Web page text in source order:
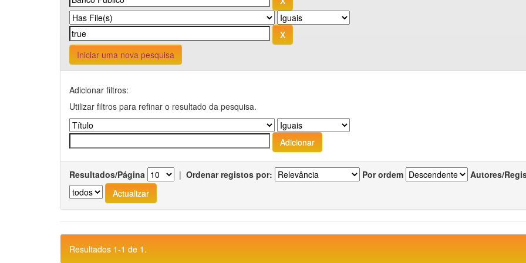
Iniciar uma nova pesquisa
Adicionar filtros:
Utilizar filtros para refinar o resultado da pesquisa.
Resultados/Página | Ordenar registos por: Por ordem Autores/
Resultados 1-1 de 1.